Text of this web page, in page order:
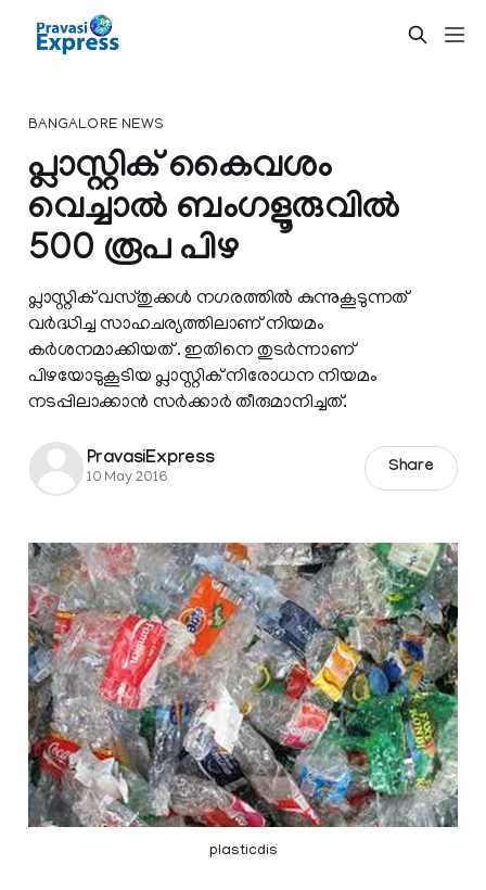
BANGALORE NEWS
പ്ലാസ്റ്റിക് കൈവശം
വെച്ചാല്‍ ബംഗളൂരുവില്‍
500 രൂപ പിഴ
പ്ലാസ്റ്റിക് വസ്തുക്കള്‍ നഗരത്തില്‍ കുന്നുകൂടുന്നത്
വര്‍ദ്ധിച്ച സാഹചര്യത്തിലാണ് നിയമം
കര്‍ശനമാക്കിയത് . ഇതിനെ തുടര്‍ന്നാണ്
പിഴയോടുകൂടിയ പ്ലാസ്റ്റിക് നിരോധന നിയമം
നടപ്പിലാക്കാന്‍ സര്‍ക്കാര്‍ തീരുമാനിച്ചത്.
PravasiExpress
10 May 2016
Share
plasticdis